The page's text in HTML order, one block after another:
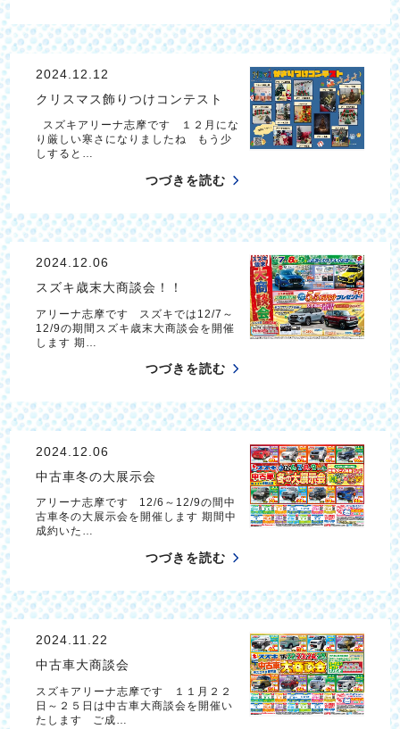
2024.12.12
クリスマス飾りつけコンテスト
スズキアリーナ志摩です １２月にな
り厳しい寒さになりましたね もう少
しすると…
つづきを読む
2024.12.06
スズキ歳末大商談会！！
アリーナ志摩です スズキでは12/7～
12/9の期間スズキ歳末大商談会を開催
します 期…
つづきを読む
2024.12.06
中古車冬の大展示会
アリーナ志摩です 12/6～12/9の間中
古車冬の大展示会を開催します 期間中
成約いた…
つづきを読む
2024.11.22
中古車大商談会
スズキアリーナ志摩です １１月２２
日～２５日は中古車大商談会を開催い
たします ご成…